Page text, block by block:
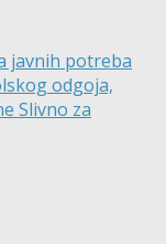
javnih potreba
odgoja,
Slivno za